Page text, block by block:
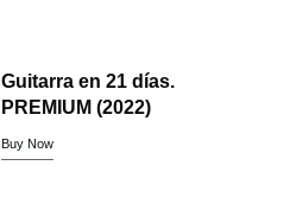
Guitarra en 21 días.
PREMIUM (2022)
Buy Now